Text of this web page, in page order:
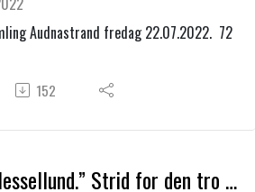
Audnastrand fredag 22.07.2022. 72
152
Dan Hessellund.” Strid for den tro som en gang for alle er blitt overgitt de hellige. Hvordan kjempe for denne tro ?